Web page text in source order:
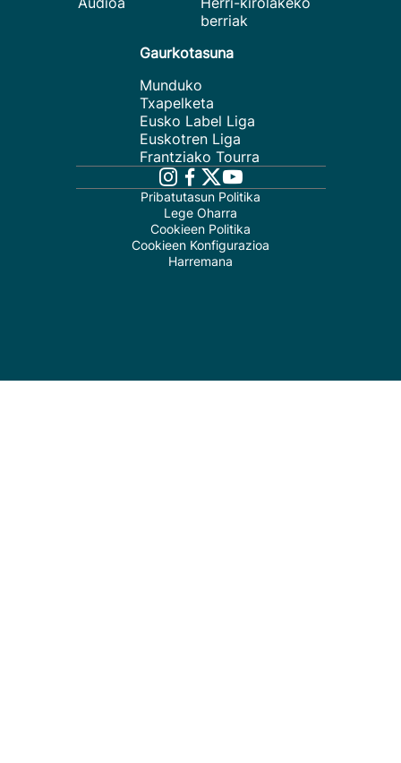
berriak
Gaurkotasuna
Munduko
Txapelketa
Eusko Label Liga
Euskotren Liga
Frantziako Tourra
Pribatutasun Politika
Lege Oharra
Cookieen Politika
Cookieen Konfigurazioa
Harremana